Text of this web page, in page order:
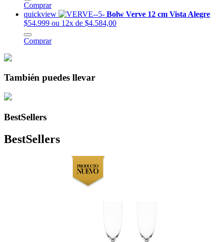
Comprar
quickview
Bolw Verve 12 cm Vista Alegre
$54.999 ou 12x de $4.584,00
Comprar
También puedes llevar
BestSellers
BestSellers